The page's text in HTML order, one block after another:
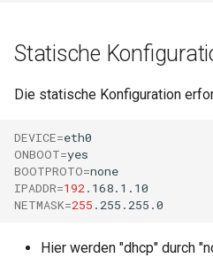
Statische
Die statische Konfiguration
DEVICE=
ONBOOT=
BOOTPROTO=
IPADDR=192
NETMASK=255
Hier werden "dhcp" durch